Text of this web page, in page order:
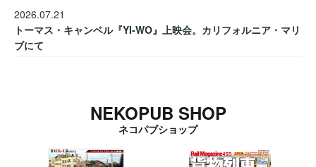
2026.07.21
トーマス・キャンベル『YI-WO』上映会。カリフォルニア・マリ
ブにて
NEKOPUB SHOP
ネコパブショップ